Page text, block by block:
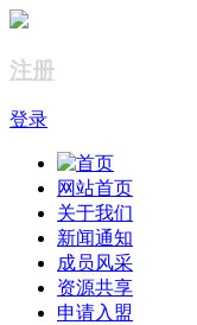
注册
登录
网站首页
关于我们
新闻通知
成员风采
资源共享
申请入盟